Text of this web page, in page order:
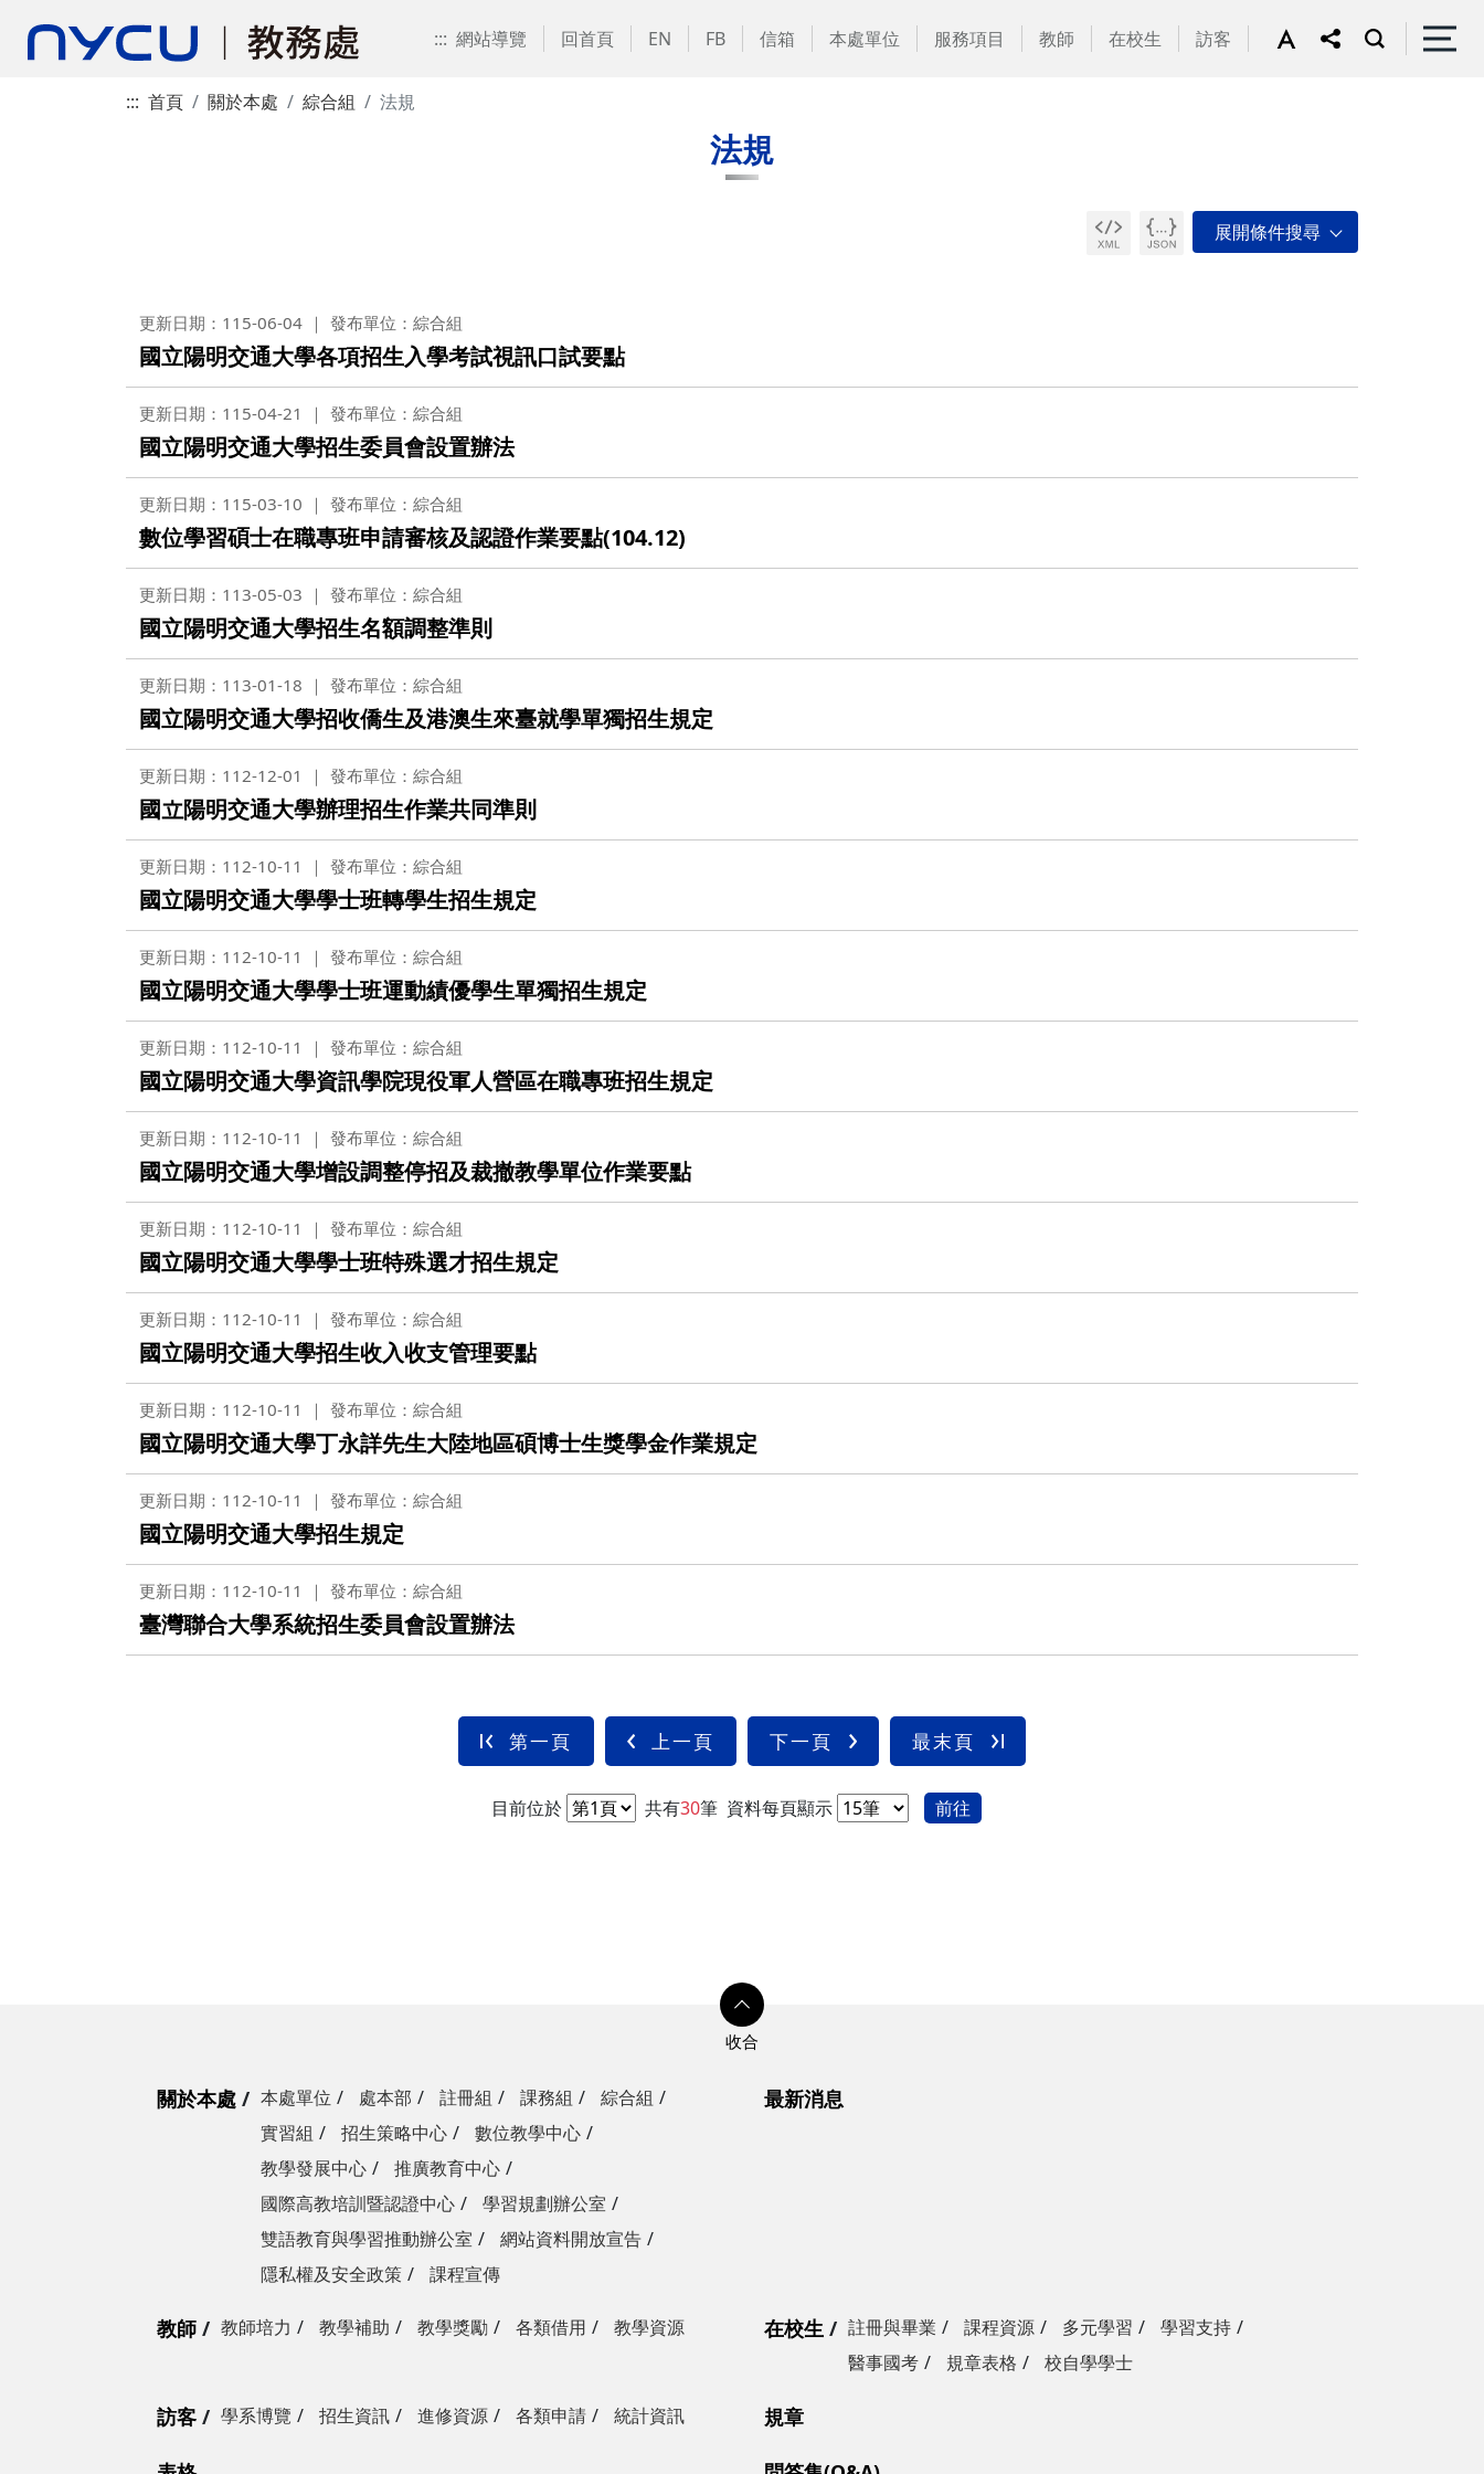
::: 網站導覽 回首頁 EN FB 信箱 本處單位 服務項目 教師 在校生 訪客
::: 首頁 關於本處 綜合組 法規
法規
更新日期：115-06-04 發布單位：綜合組
國立陽明交通大學各項招生入學考試視訊口試要點
更新日期：115-04-21 發布單位：綜合組
國立陽明交通大學招生委員會設置辦法
更新日期：115-03-10 發布單位：綜合組
數位學習碩士在職專班申請審核及認證作業要點(104.12)
更新日期：113-05-03 發布單位：綜合組
國立陽明交通大學招生名額調整準則
更新日期：113-01-18 發布單位：綜合組
國立陽明交通大學招收僑生及港澳生來臺就學單獨招生規定
更新日期：112-12-01 發布單位：綜合組
國立陽明交通大學辦理招生作業共同準則
更新日期：112-10-11 發布單位：綜合組
國立陽明交通大學學士班轉學生招生規定
更新日期：112-10-11 發布單位：綜合組
國立陽明交通大學學士班運動績優學生單獨招生規定
更新日期：112-10-11 發布單位：綜合組
國立陽明交通大學資訊學院現役軍人營區在職專班招生規定
更新日期：112-10-11 發布單位：綜合組
國立陽明交通大學增設調整停招及裁撤教學單位作業要點
更新日期：112-10-11 發布單位：綜合組
國立陽明交通大學學士班特殊選才招生規定
更新日期：112-10-11 發布單位：綜合組
國立陽明交通大學招生收入收支管理要點
更新日期：112-10-11 發布單位：綜合組
國立陽明交通大學丁永詳先生大陸地區碩博士生獎學金作業規定
更新日期：112-10-11 發布單位：綜合組
國立陽明交通大學招生規定
更新日期：112-10-11 發布單位：綜合組
臺灣聯合大學系統招生委員會設置辦法
第一頁 上一頁 下一頁 最末頁
目前位於 共有30筆 資料每頁顯示 前往
關於本處 本處單位 處本部 註冊組 課務組
綜合組
實習組
招生策略中心
數位教學中心
教學發展中心
推廣教育中心
國際高教培訓暨認證中心
學習規劃辦公室
雙語教育與學習推動辦公室
網站資料開放宣告
隱私權及安全政策
課程宣傳
最新消息
教師 教師培力 教學補助 教學獎勵 各類借用 教學資源 在校生 註冊與畢業 課程資源 多元學習
學習支持
醫事國考
規章表格 校自學學士
訪客 學系博覽 招生資訊 進修資源 各類申請 統計資訊 規章